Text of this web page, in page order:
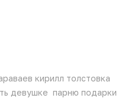
кирилл толстовка
девушке парню подарки